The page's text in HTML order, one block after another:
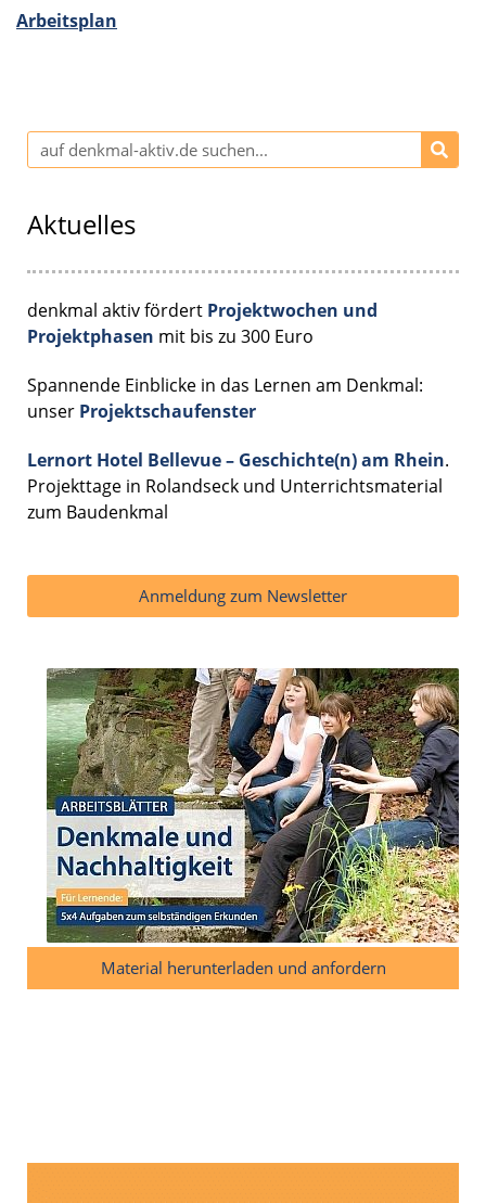
Arbeits­plan
Aktuelles
denkmal aktiv fördert Projektwochen und
Projektphasen mit bis zu 300 Euro
Spannende Einblicke in das Lernen am Denkmal:
unser Projektschaufenster
Lernort Hotel Bellevue – Geschichte(n) am Rhein.
Projekttage in Rolandseck und Unterrichtsmaterial
zum Baudenkmal
Anmeldung zum Newsletter
Material herunterladen und anfordern